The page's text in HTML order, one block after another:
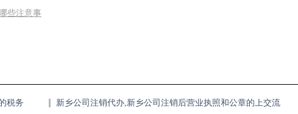
些注意事
税务
新乡公司注销代办,新乡公司注销后营业执照和公章的上交流